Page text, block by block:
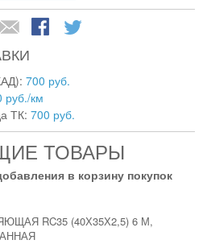
700 руб.
руб./км
ТК: 700 руб.
ТОВАРЫ
в корзину покупок
RC35 (40Х35Х2,5) 6 М,